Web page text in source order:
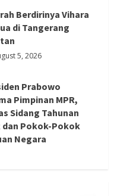
Berdirinya Vihara
di Tangerang
5, 2026
Prabowo
Pimpinan MPR,
Sidang Tahunan
dan Pokok-Pokok
Negara